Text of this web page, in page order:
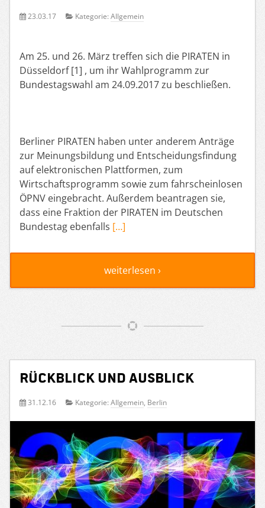
23.03.17 Kategorie: Allgemein
Am 25. und 26. März treffen sich die PIRATEN in
Düsseldorf [1] , um ihr Wahlprogramm zur
Bundestagswahl am 24.09.2017 zu beschließen.
Berliner PIRATEN haben unter anderem Anträge
zur Meinungsbildung und Entscheidungsfindung
auf elektronischen Plattformen, zum
Wirtschaftsprogramm sowie zum fahrscheinlosen
ÖPNV eingebracht. Außerdem beantragen sie,
dass eine Fraktion der PIRATEN im Deutschen
Bundestag ebenfalls […]
weiterlesen ›
Rückblick und Ausblick
31.12.16 Kategorie: Allgemein, Berlin